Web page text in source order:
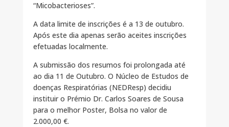
“Micobacterioses”.
A data limite de inscrições é a 13 de outubro.
Após este dia apenas serão aceites inscrições
efetuadas localmente.
A submissão dos resumos foi prolongada até
ao dia 11 de Outubro. O Núcleo de Estudos de
doenças Respiratórias (NEDResp) decidiu
instituir o Prémio Dr. Carlos Soares de Sousa
para o melhor Poster, Bolsa no valor de
2.000,00 €.